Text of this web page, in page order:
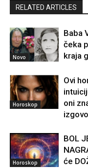
RELATED ARTICLES
Novo
Baba
čeka
kraja
Horoskop
Ovi
oni
Horoskop
BOL
će